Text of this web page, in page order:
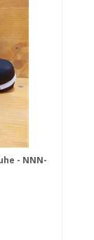
- NNN-